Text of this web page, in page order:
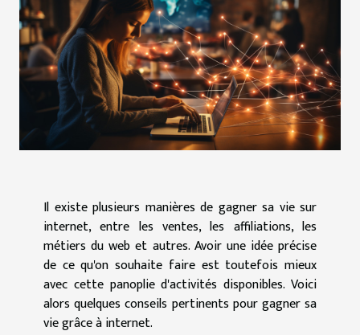
Il existe plusieurs manières de gagner sa vie sur
internet, entre les ventes, les affiliations, les
métiers du web et autres. Avoir une idée précise
de ce qu'on souhaite faire est toutefois mieux
avec cette panoplie d'activités disponibles. Voici
alors quelques conseils pertinents pour gagner sa
vie grâce à internet.